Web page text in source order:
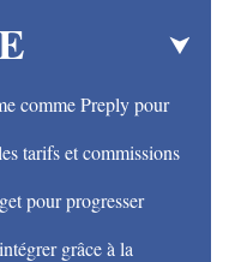
comme Preply pour
tarifs et commissions
pour progresser
grâce à la